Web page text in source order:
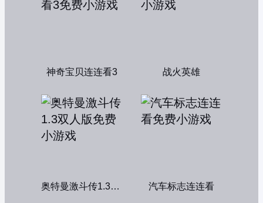
神奇宝贝连连看3 战火英雄
奥特曼激斗传1.3双人版 汽车标志连连看